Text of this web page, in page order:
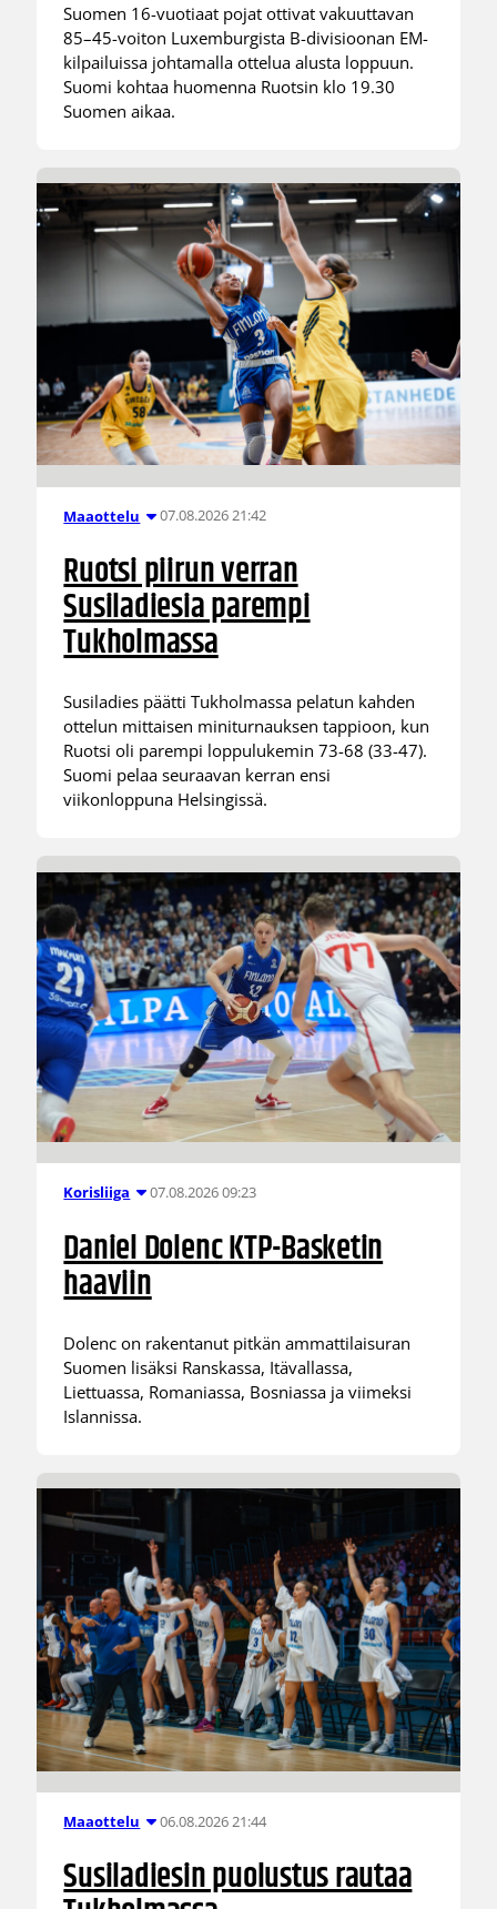
Suomen 16-vuotiaat pojat ottivat vakuuttavan
85–45-voiton Luxemburgista B-divisioonan EM-
kilpailuissa johtamalla ottelua alusta loppuun.
Suomi kohtaa huomenna Ruotsin klo 19.30
Suomen aikaa.
Maaottelu 07.08.2026 21:42
Ruotsi piirun verran
Susiladiesia parempi
Tukholmassa
Susiladies päätti Tukholmassa pelatun kahden
ottelun mittaisen miniturnauksen tappioon, kun
Ruotsi oli parempi loppulukemin 73-68 (33-47).
Suomi pelaa seuraavan kerran ensi
viikonloppuna Helsingissä.
Korisliiga 07.08.2026 09:23
Daniel Dolenc KTP-Basketin
haaviin
Dolenc on rakentanut pitkän ammattilaisuran
Suomen lisäksi Ranskassa, Itävallassa,
Liettuassa, Romaniassa, Bosniassa ja viimeksi
Islannissa.
Maaottelu 06.08.2026 21:44
Susiladiesin puolustus rautaa